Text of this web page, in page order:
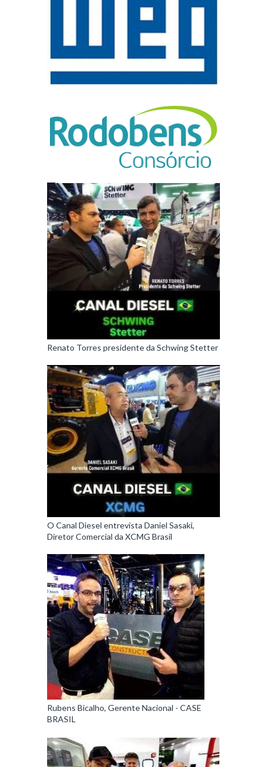
Renato Torres presidente da Schwing Stetter
O Canal Diesel entrevista Daniel Sasaki,
Diretor Comercial da XCMG Brasil
Rubens Bicalho, Gerente Nacional - CASE
BRASIL